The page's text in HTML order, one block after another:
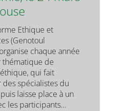
Ethique et
(Genotoul
chaque année
thématique de
qui fait
spécialistes du
laisse place à un
les participants...